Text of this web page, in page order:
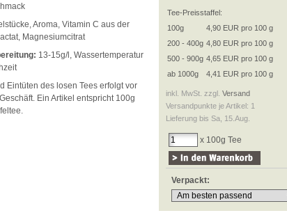
Aroma, Vitamin C aus der
Magnesiumcitrat
13-15g/l, Wassertemperatur
Eintüten des losen Tees erfolgt vor
Ein Artikel entspricht 100g
Tee-Preisstaffel:
100g
4,90 EUR pro 100 g
200 - 400g 4,80 EUR pro 100 g
500 - 900g 4,65 EUR pro 100 g
ab 1000g
4,41 EUR pro 100 g
inkl. MwSt. zzgl. Versand
Versandpunkte je Artikel: 1
Lieferung bis Sa, 15.Aug.
x 100g Tee
Verpackt: